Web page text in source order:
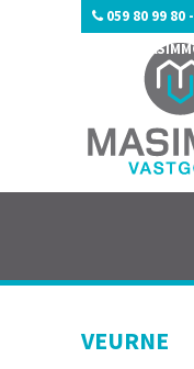
059 80 99 80 -
VEURNE